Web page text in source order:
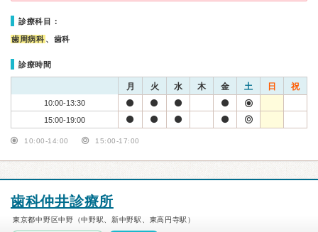
診療科目：
歯周病科 、歯科
診療時間
月 火 水 木 金 土 日 祝
10:00-13:30
15:00-19:00
10:00-14:00 15:00-17:00
歯科仲井診療所
東京都中野区中野（中野駅、新中野駅、東高円寺駅）